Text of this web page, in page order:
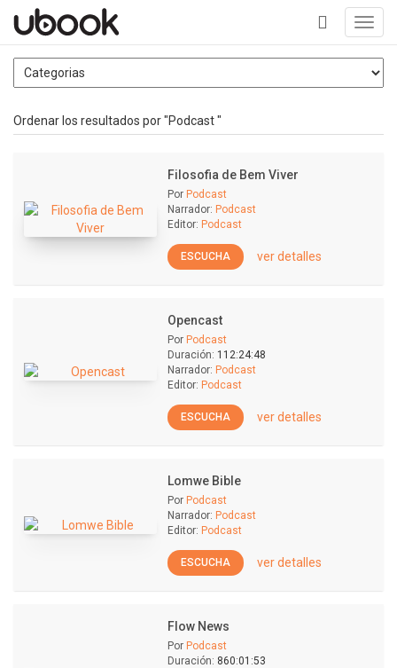
+
Ordenar los resultados por "Podcast "
Filosofia de Bem Viver
Por Podcast
Narrador: Podcast
Editor: Podcast
ESCUCHA ver detalles
Opencast
Por Podcast
Duración: 112:24:48
Narrador: Podcast
Editor: Podcast
ESCUCHA ver detalles
Lomwe Bible
Por Podcast
Narrador: Podcast
Editor: Podcast
ESCUCHA ver detalles
Flow News
Por Podcast
Duración: 860:01:53